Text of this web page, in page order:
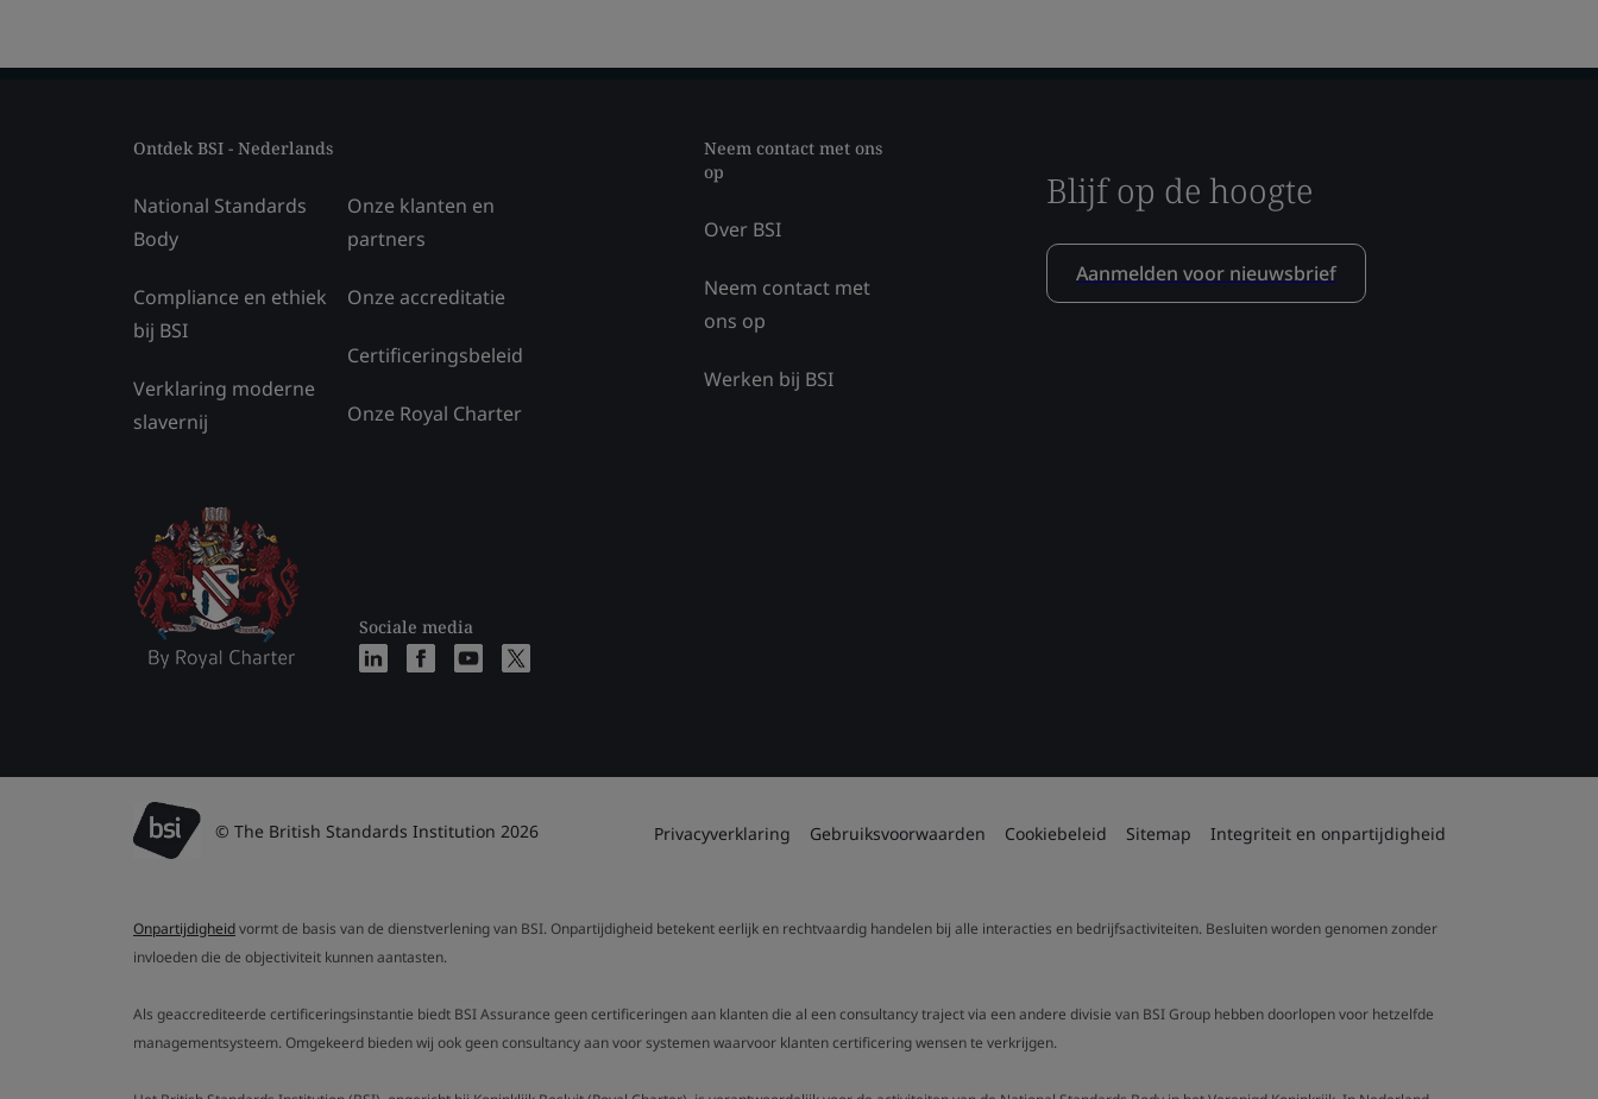
Ontdek BSI - Nederlands
National Standards
Body
Compliance en ethiek
bij BSI
Verklaring moderne
slavernij
Onze klanten en
partners
Onze accreditatie
Certificeringsbeleid
Onze Royal Charter
Sociale media
Neem contact met ons
op
Over BSI
Neem contact met
ons op
Werken bij BSI
Blijf op de hoogte
Aanmelden voor nieuwsbrief
© The British Standards Institution 2026 Privacyverklaring Gebruiksvoorwaarden Cookiebeleid Sitemap Integriteit en onpartijdigheid
Onpartijdigheidvormt de basis van de dienstverlening van BSI. Onpartijdigheid betekent eerlijk en rechtvaardig handelen bij alle interacties en bedrijfsactiviteiten. Besluiten worden genomen zonder
invloeden die de objectiviteit kunnen aantasten.
Als geaccrediteerde certificeringsinstantie biedt BSI Assurance geen certificeringen aan klanten die al een consultancy traject via een andere divisie van BSI Group hebben doorlopen voor hetzelfde
managementsysteem. Omgekeerd bieden wij ook geen consultancy aan voor systemen waarvoor klanten certificering wensen te verkrijgen.